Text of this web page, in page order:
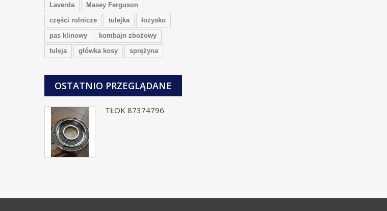
Laverda
Masey Ferguson
części rolnicze
tulejka
łożysko
pas klinowy
kombajn zbożowy
tuleja
główka kosy sprężyna
OSTATNIO PRZEGLĄDANE
TŁOK 87374796